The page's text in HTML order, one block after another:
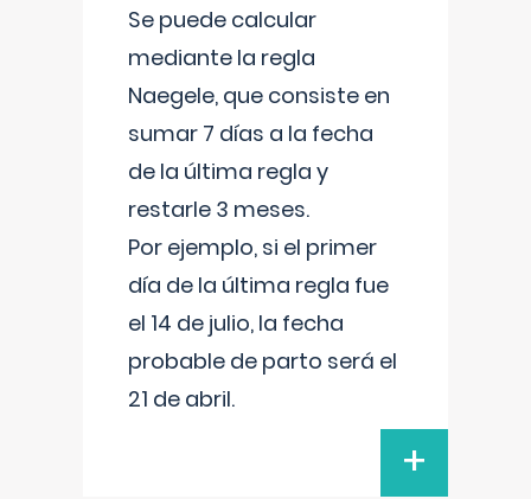
Se puede calcular
mediante la regla
Naegele, que consiste en
sumar 7 días a la fecha
de la última regla y
restarle 3 meses.
Por ejemplo, si el primer
día de la última regla fue
el 14 de julio, la fecha
probable de parto será el
21 de abril.
+